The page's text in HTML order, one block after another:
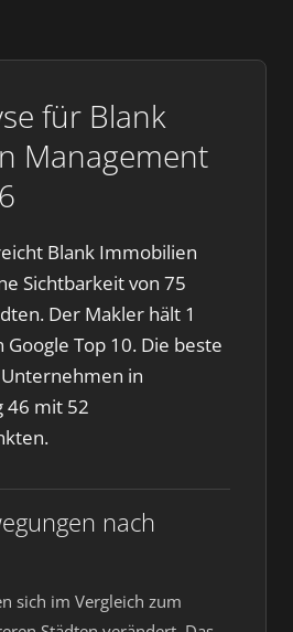
für Blank
Management
Blank Immobilien
Sichtbarkeit von 75
Der Makler hält 1
Top 10. Die beste
in
46 mit 52
nach
sich im Vergleich zum